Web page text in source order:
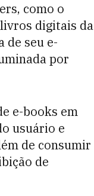
como o
digitais da
de seu e-
por
e-books em
usuário e
de consumir
de